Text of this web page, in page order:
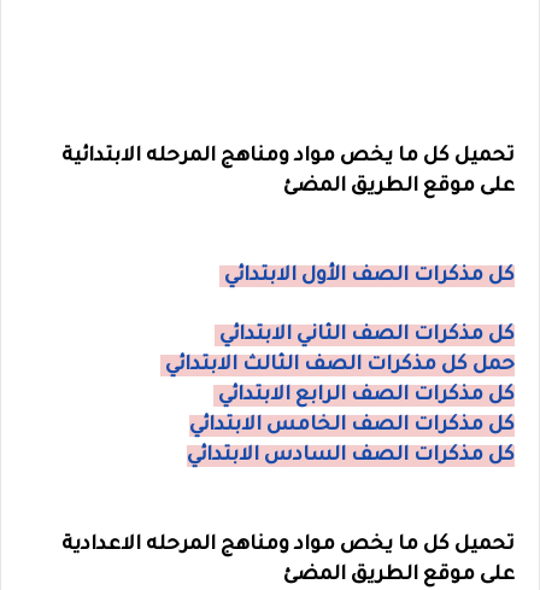
تحميل كل ما يخص مواد ومناهج المرحله الابتدائية
على موقع الطريق المضئ
كل مذكرات الصف الأول الابتدائي
كل مذكرات الصف الثاني الابتدائي
حمل كل مذكرات الصف الثالث الابتدائي
كل مذكرات الصف الرابع الابتدائي
كل مذكرات الصف الخامس الابتدائي
كل مذكرات الصف السادس الابتدائي
تحميل كل ما يخص مواد ومناهج المرحله الاعدادية
على موقع الطريق المضئ